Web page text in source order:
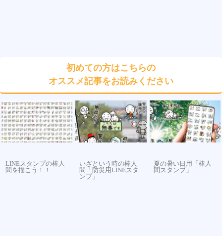
初めての方はこちらの
オススメ記事をお読みください
LINEスタンプの棒人
間を描こう！！
いざという時の棒人
間「防災用LINEスタ
ンプ」
夏の暑い日用「棒人
間スタンプ」